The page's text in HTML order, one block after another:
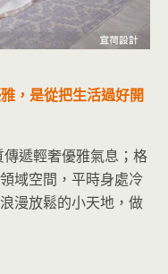
，是從把生活過好開
遞輕奢優雅氣息；格
域空間，平時身處冷
漫放鬆的小天地，做